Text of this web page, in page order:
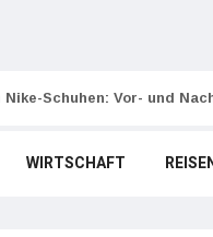
Schuhen: Vor- und
WIRTSCHAFT